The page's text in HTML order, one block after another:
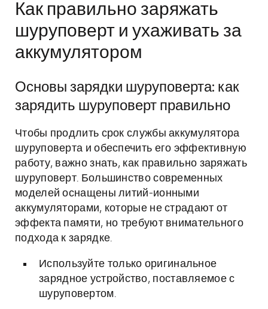
Как правильно заряжать
шуруповерт и ухаживать за
аккумулятором
Основы зарядки шуруповерта: как
зарядить шуруповерт правильно
Чтобы продлить срок службы аккумулятора
шуруповерта и обеспечить его эффективную
работу, важно знать, как правильно заряжать
шуруповерт. Большинство современных
моделей оснащены литий-ионными
аккумуляторами, которые не страдают от
эффекта памяти, но требуют внимательного
подхода к зарядке.
Используйте только оригинальное
зарядное устройство, поставляемое с
шуруповертом.